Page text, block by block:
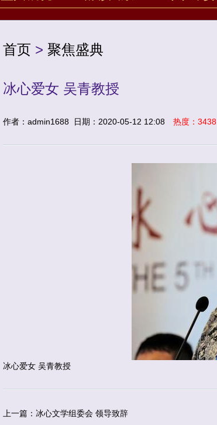
首页 > 聚焦盛典
冰心爱女 吴青教授
作者：admin1688 日期：2020-05-12 12:08 热度：3438
冰心爱女 吴青教授
上一篇：冰心文学组委会 领导致辞